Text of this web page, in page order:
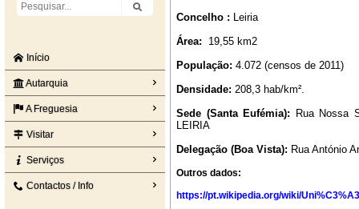
Início
Autarquia
A Freguesia
Visitar
Serviços
Contactos / Info
Concelho : Leiria
Área:
19,55 km2
População: 4.072 (censos de 2011)
Densidade: 208,3 hab/km².
Sede (Santa Eufémia): Rua Nossa
LEIRIA
Delegação (Boa Vista): Rua António
Outros dados:
https://pt.wikipedia.org/wiki/